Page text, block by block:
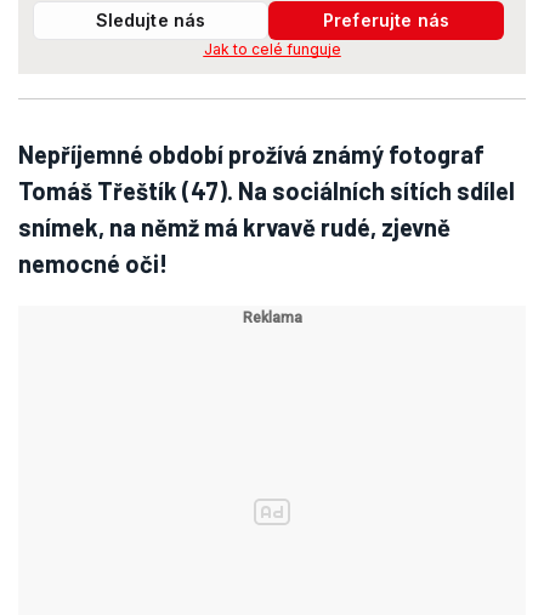
Sledujte nás
Preferujte nás
Jak to celé funguje
Nepříjemné období prožívá známý fotograf
Tomáš Třeštík (47). Na sociálních sítích sdílel
snímek, na němž má krvavě rudé, zjevně
nemocné oči!